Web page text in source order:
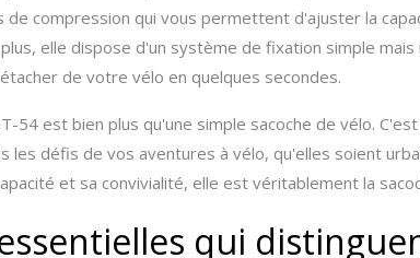
de compression qui vous permettent d'ajuster la
elle dispose d'un système de fixation simple
de votre vélo en quelques secondes.
54 est bien plus qu'une simple sacoche de vélo.
les défis de vos aventures à vélo, qu'elles soient
et sa convivialité, elle est véritablement la
qui